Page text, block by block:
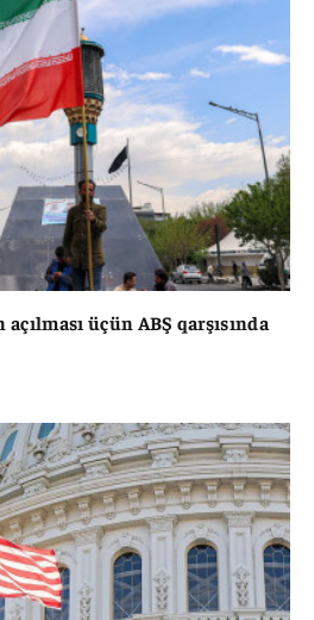
üçün ABŞ qarşısında